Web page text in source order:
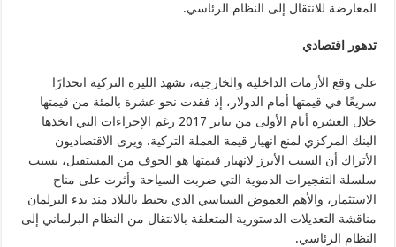
المعارضة للانتقال إلى النظام الرئاسي.
تدهور اقتصادي
على وقع الأزمات الداخلية والخارجية، تشهد الليرة التركية انحدارًا
سريعًا في قيمتها أمام الدولار، إذ فقدت نحو عشرة بالمئة من قيمتها
خلال العشرة أيام الأولى من يناير 2017 رغم الإجراءات التي اتخذها
البنك المركزي لمنع انهيار قيمة العملة التركية. ويرى الاقتصاديون
الأتراك أن السبب الأبرز لانهيار قيمتها هو الخوف من المستقبل، بسبب
سلسلة التفجيرات الدموية التي ضربت السياحة وأثرت على مناخ
الاستثمار، والأهم الغموض السياسي الذي يحيط بالبلاد منذ بدء البرلمان
مناقشة التعديلات الدستورية المتعلقة بالانتقال من النظام البرلماني إلى
النظام الرئاسي.